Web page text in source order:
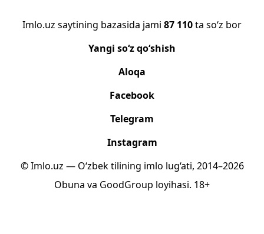
Imlo.uz saytining bazasida jami 87 110ta so‘z bor
Yangi so‘z qo‘shish
Aloqa
Facebook
Telegram
Instagram
© Imlo.uz — O‘zbek tilining imlo lug‘ati, 2014–2026
Obuna va GoodGroup loyihasi. 18+